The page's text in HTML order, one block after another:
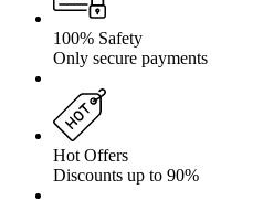
100% Safety
Only secure payments
Hot Offers
Discounts up to 90%